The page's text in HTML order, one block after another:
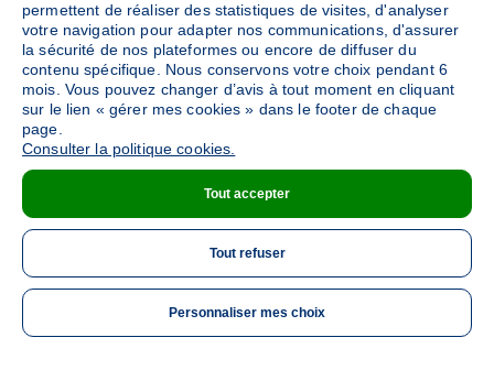
ME
PRENDRE RENDEZ-VOUS
permettent de réaliser des statistiques de visites, d'analyser
votre navigation pour adapter nos communications, d'assurer
la sécurité de nos plateformes ou encore de diffuser du
contenu spécifique. Nous conservons votre choix pendant 6
mois. Vous pouvez changer d’avis à tout moment en cliquant
sur le lien « gérer mes cookies » dans le footer de chaque
page.
Consulter la politique cookies.
Tout accepter
Tout refuser
Personnaliser mes choix